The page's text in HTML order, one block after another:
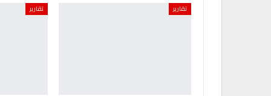
تقارير تقارير